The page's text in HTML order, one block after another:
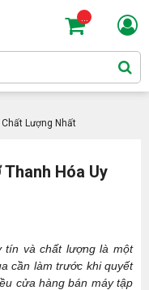
Lượng Nhất
Hóa Uy
tín và chất lượng là một
cần làm trước khi quyết
cửa hàng bán máy tập